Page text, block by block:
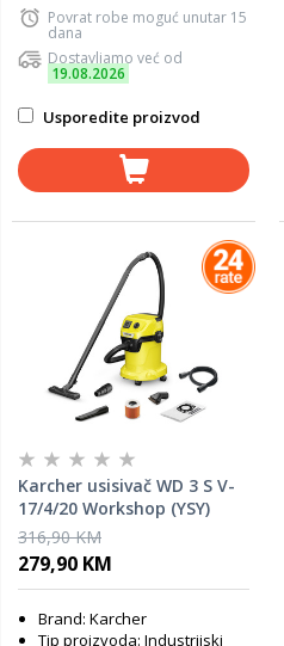
Povrat robe moguć unutar 15
dana
Dostavljamo već od
19.08.2026
Usporedite proizvod
Karcher usisivač WD 3 S V-
17/4/20 Workshop (YSY)
316,90 KM
279,90 KM
Brand: Karcher
Tip proizvoda: Industrijski